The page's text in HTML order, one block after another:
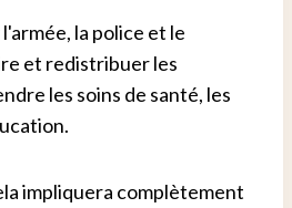
la police et le
et redistribuer les
les soins de santé, les
impliquera complètement